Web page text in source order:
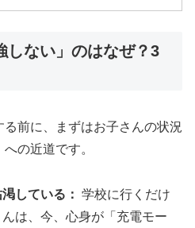
しない」のはなぜ？3
前に、まずはお子さんの状況
の近道です。
している： 学校に行くだけ
は、今、心身が「充電モー